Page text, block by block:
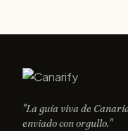
"La guía viva de
enviado con orgullo."